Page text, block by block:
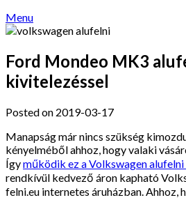
Menu
Ford Mondeo MK3
kivitelezéssel
Posted on 2019-03-17
Manapság már nincs szükség
kényelméből ahhoz, hogy valaki
Ígyműködik ez a Volkswagen
rendkívül kedvező áron kapható
felni.eu internetes áruházban. Ahhoz,